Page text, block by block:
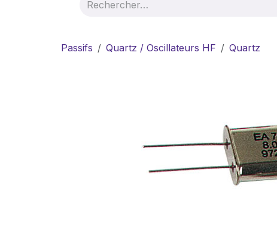
Passifs Quartz / Oscillateurs HF Quartz